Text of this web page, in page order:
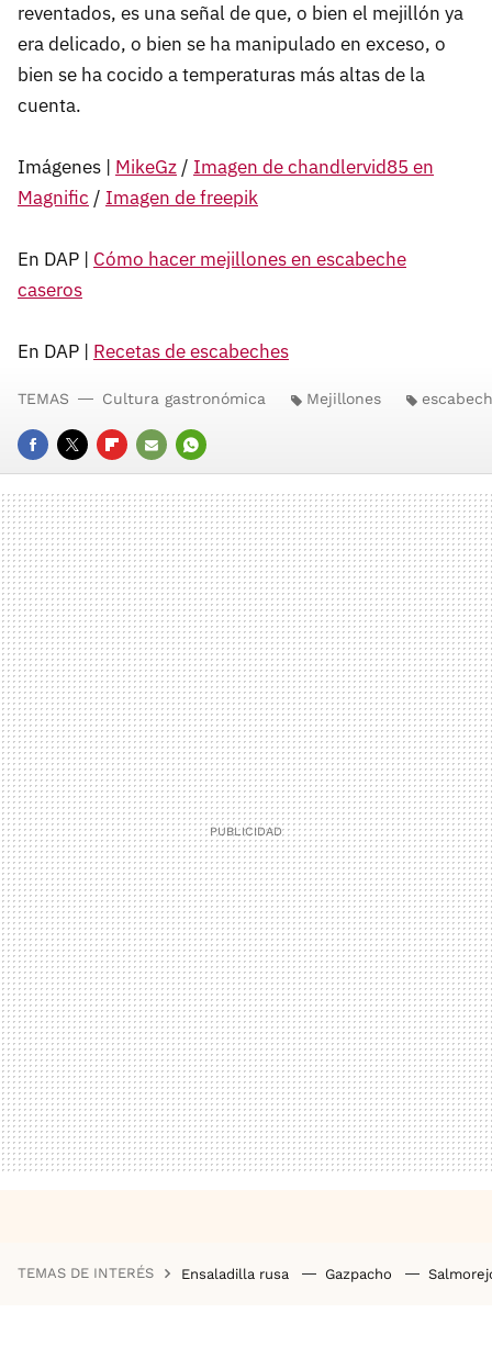
reventados, es una señal de que, o bien el mejillón ya
era delicado, o bien se ha manipulado en exceso, o
bien se ha cocido a temperaturas más altas de la
cuenta.
Imágenes | MikeGz / Imagen de chandlervid85 en
Magnific / Imagen de freepik
En DAP | Cómo hacer mejillones en escabeche
caseros
En DAP | Recetas de escabeches
FACEBOOK
TWITTERFLIPBOARD
E-
MAIL
WHATSAPP
TEMAS Cultura gastronómica Mejillones
TEMAS DE INTERÉS Ensaladilla rusa Gazpacho